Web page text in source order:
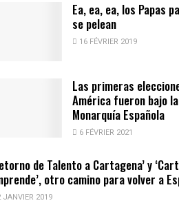
Ea, ea, ea, los Papas
se pelean
16 FÉVRIER 2019
Las primeras
América fueron bajo la
Monarquía Española
6 FÉVRIER 2021
de Talento a Cartagena’ y
otro camino para volver a
JANVIER 2019